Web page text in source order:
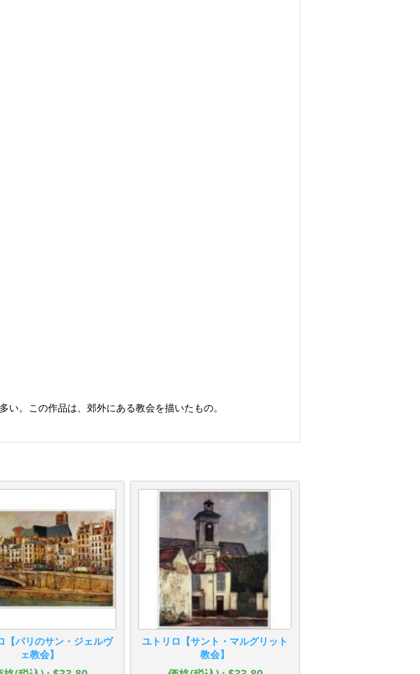
。この作品は、郊外にある教会を描いたもの。
【パリのサン・ジェルヴ
ェ教会】
ユトリロ【サント・マルグリット
教会】